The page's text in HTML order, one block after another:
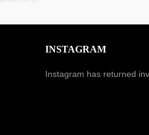
INSTAGRAM
Instagram has returned